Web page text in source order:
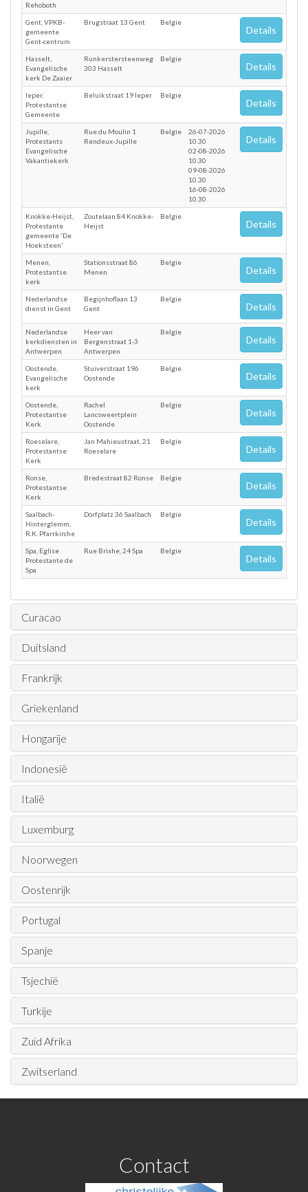
Rehoboth
Gent, VPKB-
gemeente
Gent-centrum
Brugstraat 13 Gent Belgie
Details
Hasselt,
Evangelische
kerk De Zaaier
Runkerstersteenweg
303 Hasselt
Belgie
Details
Ieper,
Protestantse
Gemeente
Beluikstraat 19 Ieper Belgie
Details
Jupille,
Protestants
Evangelische
Vakantiekerk
Rue du Moulin 1
Rendeux-Jupille
Belgie
26-07-2026
10.30
02-08-2026
10.30
09-08-2026
10.30
16-08-2026
10.30
Details
Knokke-Heijst,
Protestante
gemeente 'De
Hoeksteen'
Zoutelaan 84 Knokke-
Heijst
Belgie
Details
Menen,
Protestantse
kerk
Stationsstraat 86
Menen
Belgie
Details
Nederlandse
dienst in Gent
Begijnhoflaan 13
Gent
Belgie
Details
Nederlandse
kerkdiensten in
Antwerpen
Heer van
Bergenstraat 1-3
Antwerpen
Belgie
Details
Oostende,
Evangelische
kerk
Stuiverstraat 196
Oostende
Belgie
Details
Oostende,
Protestantse
Kerk
Rachel
Lancsweertplein
Oostende
Belgie
Details
Roeselare,
Protestantse
Kerk
Jan Mahieustraat, 21
Roeselare
Belgie
Details
Ronse,
Protestantse
Kerk
Bredestraat 82 Ronse Belgie
Details
Saalbach-
Hinterglemm,
R.K. Pfarrkirche
Dorfplatz 36 Saalbach Belgie
Details
Spa, Eglise
Protestante de
Spa
Rue Brixhe, 24 Spa Belgie
Details
Curacao
Duitsland
Frankrijk
Griekenland
Hongarije
Indonesië
Italië
Luxemburg
Noorwegen
Oostenrijk
Portugal
Spanje
Tsjechië
Turkije
Zuid Afrika
Zwitserland
Contact